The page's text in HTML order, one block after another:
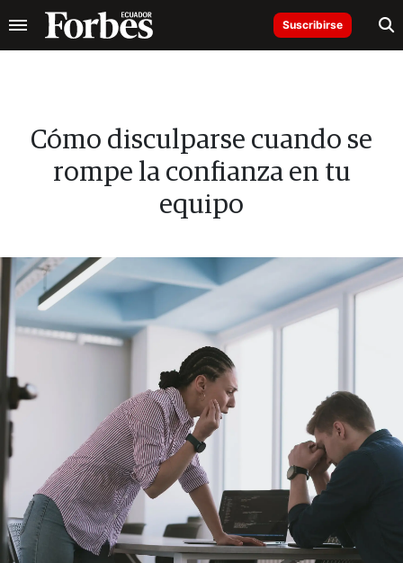
Suscribirse
Cómo disculparse cuando se
rompe la confianza en tu
equipo